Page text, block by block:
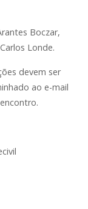
Boczar,
Londe.
devem ser
ao e-mail